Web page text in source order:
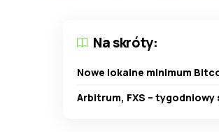
Na skróty:
Nowe lokalne minimum
Arbitrum, FXS – tygodniowy